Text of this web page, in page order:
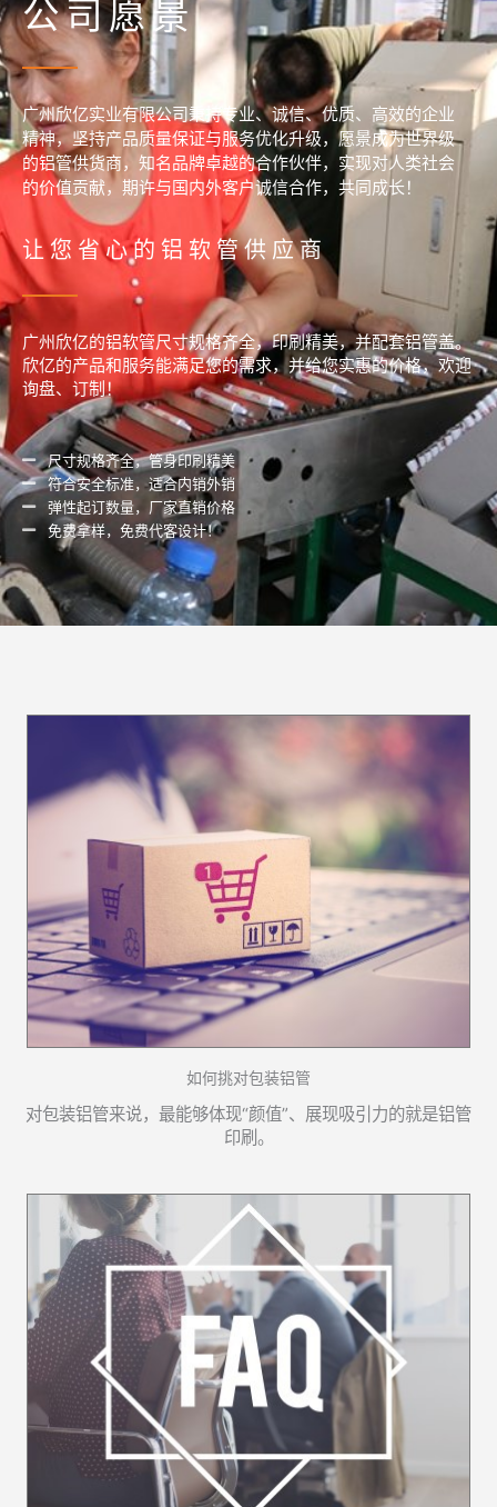
公司愿景
广州欣亿实业有限公司秉持专业、诚信、优质、高效的企业
精神，坚持产品质量保证与服务优化升级，愿景成为世界级
的铝管供货商，知名品牌卓越的合作伙伴，实现对人类社会
的价值贡献，期许与国内外客户诚信合作，共同成长！
让您省心的铝软管供应商
广州欣亿的铝软管尺寸规格齐全，印刷精美，并配套铝管盖。
欣亿的产品和服务能满足您的需求，并给您实惠的价格，欢迎
询盘、订制！
尺寸规格齐全，管身印刷精美
符合安全标准，适合内销外销
弹性起订数量，厂家直销价格
免费拿样，免费代客设计！
如何挑对包装铝管
对包装铝管来说，最能够体现“颜值”、展现吸引力的就是铝管
印刷。